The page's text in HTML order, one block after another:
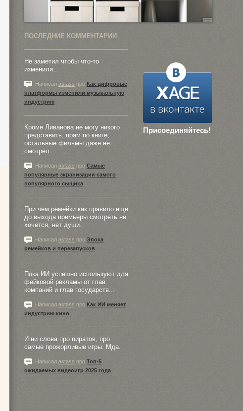
ПОСЛЕДНИЕ КОММЕНТАРИИ
Присоединяйтесь!
Не заметил чтобы что-то
изменили...
Написал astass про Как цифровые
платформы изменили музыкальную
индустрию
Кроме Ливанова не могу никого
представить, прям по книге,
остальные фильмы даже не
смотрел.
Написал astass про Самые
популярные экранизации самого
популярного сыщика
При чем ремейки как правило еще
до выхода премьеры смотреть не
хочется, нет души.
Написал astass про Эпоха
ремейков и перезапусков
Пока ИИ успешно используют для
фейковой рекламы от глав
компаний и глав государств...
Написал astass про Как ИИ меняет
индустрию кино
И ни слова про пиратов, про
самые прожорливые игры. Мда.
Написал astass про Топ-5
ожидаемых видеоигр 2025 года